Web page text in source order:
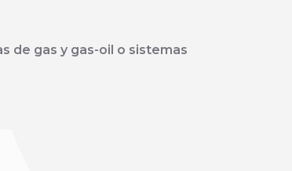
de gas y gas-oil o sistemas